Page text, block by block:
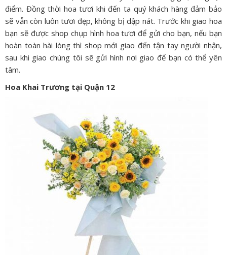
điểm. Đồng thời hoa tươi khi đến ta quý khách hàng đảm bảo
sẽ vẫn còn luôn tươi đẹp, không bị dập nát. Trước khi giao hoa
bạn sẽ được shop chụp hình hoa tươi để gửi cho bạn, nếu bạn
hoàn toàn hài lòng thì shop mới giao đến tận tay người nhận,
sau khi giao chúng tôi sẽ gửi hình nơi giao để bạn có thể yên
tâm.
Hoa Khai Trương tại Quận 12